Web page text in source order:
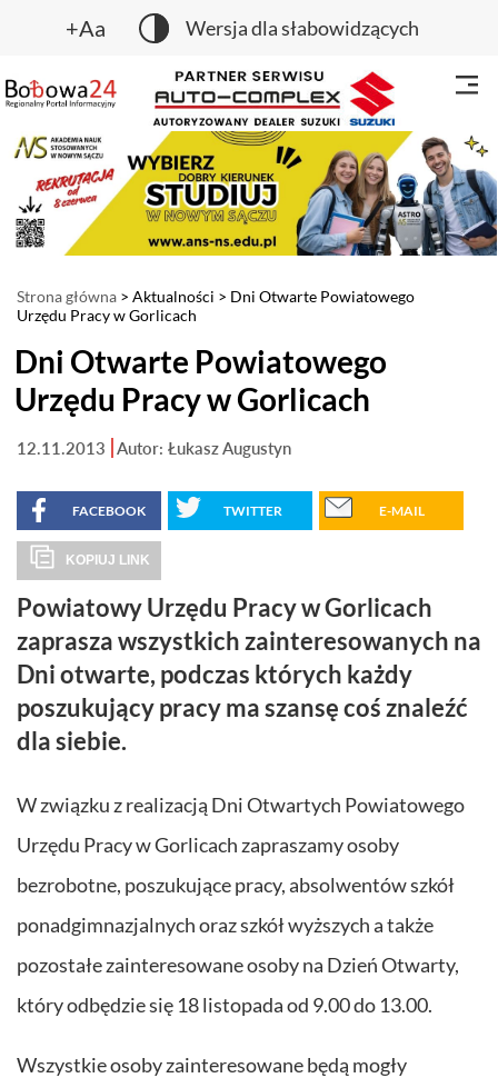
+Aa Wersja dla słabowidzących
Strona główna > Aktualności > Dni Otwarte Powiatowego
Urzędu Pracy w Gorlicach
Dni Otwarte Powiatowego
Urzędu Pracy w Gorlicach
12.11.2013 Autor: Łukasz Augustyn
FACEBOOK TWITTER E-MAIL
KOPIUJ LINK
Powiatowy Urzędu Pracy w Gorlicach
zaprasza wszystkich zainteresowanych na
Dni otwarte, podczas których każdy
poszukujący pracy ma szansę coś znaleźć
dla siebie.
W związku z realizacją Dni Otwartych Powiatowego
Urzędu Pracy w Gorlicach zapraszamy osoby
bezrobotne, poszukujące pracy, absolwentów szkół
ponadgimnazjalnych oraz szkół wyższych a także
pozostałe zainteresowane osoby na Dzień Otwarty,
który odbędzie się 18 listopada od 9.00 do 13.00.
Wszystkie osoby zainteresowane będą mogły